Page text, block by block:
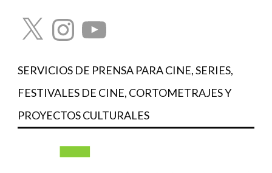
X InstagramYouTube
SERVICIOS DE PRENSA PARA CINE, SERIES,
FESTIVALES DE CINE, CORTOMETRAJES Y
PROYECTOS CULTURALES